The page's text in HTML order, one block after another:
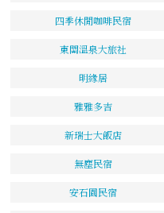
四季休閒咖啡民宿
東關溫泉大旅社
明緣居
雅雅多吉
新瑞士大飯店
無塵民宿
安石園民宿